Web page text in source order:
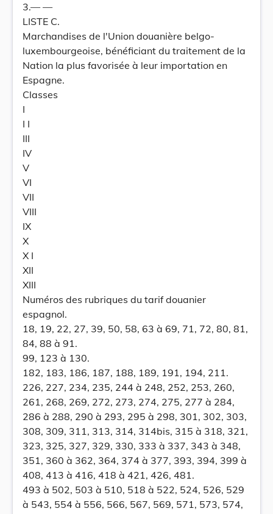
3.— —
LISTE C.
Marchandises de l'Union douanière belgo-
luxembourgeoise, bénéficiant du traitement de la
Nation la plus favorisée à leur importation en
Espagne.
Classes
I
I I
III
IV
V
VI
VII
VIII
IX
X
X I
XII
XIII
Numéros des rubriques du tarif douanier
espagnol.
18, 19, 22, 27, 39, 50, 58, 63 à 69, 71, 72, 80, 81,
84, 88 à 91.
99, 123 à 130.
182, 183, 186, 187, 188, 189, 191, 194, 211.
226, 227, 234, 235, 244 à 248, 252, 253, 260,
261, 268, 269, 272, 273, 274, 275, 277 à 284,
286 à 288, 290 à 293, 295 à 298, 301, 302, 303,
308, 309, 311, 313, 314, 314bis, 315 à 318, 321,
323, 325, 327, 329, 330, 333 à 337, 343 à 348,
351, 360 à 362, 364, 374 à 377, 393, 394, 399 à
408, 413 à 416, 418 à 421, 426, 481.
493 à 502, 503 à 510, 518 à 522, 524, 526, 529
à 543, 554 à 556, 566, 567, 569, 571, 573, 574,